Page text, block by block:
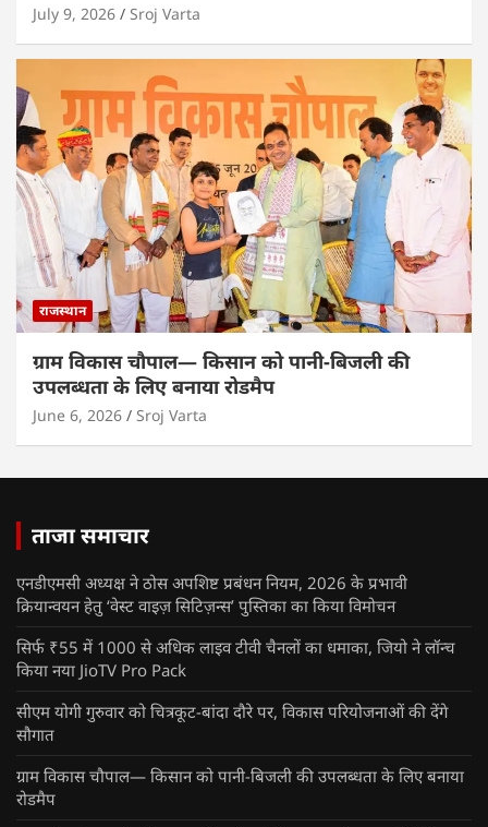
July 9, 2026 Sroj Varta
राजस्थान
ग्राम विकास चौपाल— किसान को पानी-बिजली की
उपलब्धता के लिए बनाया रोडमैप
June 6, 2026 Sroj Varta
ताजा समाचार
एनडीएमसी अध्यक्ष ने ठोस अपशिष्ट प्रबंधन नियम, 2026 के प्रभावी
क्रियान्वयन हेतु ‘वेस्ट वाइज़ सिटिज़न्स’ पुस्तिका का किया विमोचन
सिर्फ ₹55 में 1000 से अधिक लाइव टीवी चैनलों का धमाका, जियो ने लॉन्च
किया नया JioTV Pro Pack
सीएम योगी गुरुवार को चित्रकूट-बांदा दौरे पर, विकास परियोजनाओं की देंगे
सौगात
ग्राम विकास चौपाल— किसान को पानी-बिजली की उपलब्धता के लिए बनाया
रोडमैप